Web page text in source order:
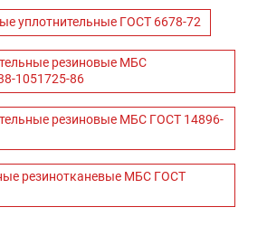
уплотнительные ГОСТ 6678-72
резиновые МБС
1051725-86
резиновые МБС ГОСТ 14896-
резинотканевые МБС ГОСТ